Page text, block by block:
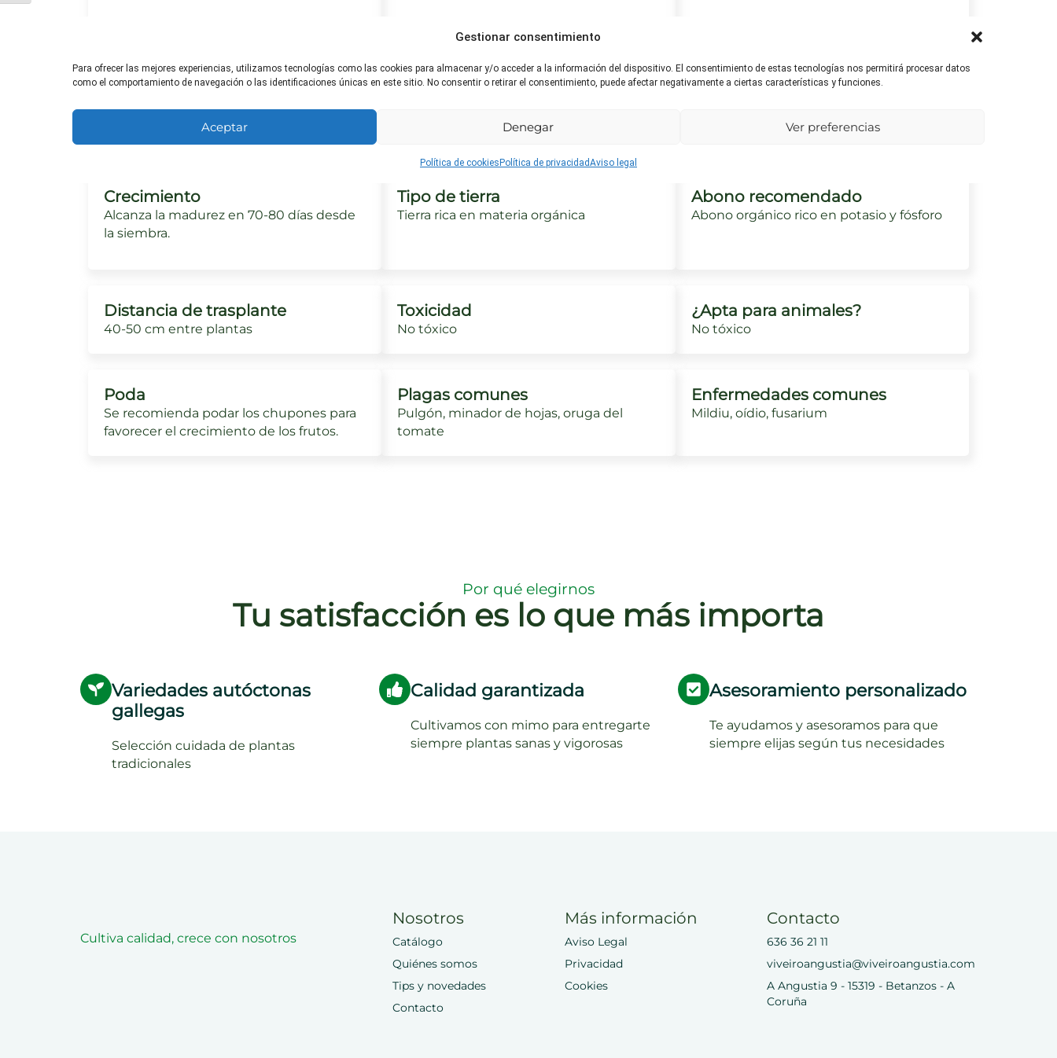
Gestionar consentimiento
Para ofrecer las mejores experiencias, utilizamos tecnologías como las cookies para almacenar y/o acceder a la información del dispositivo. El consentimiento de estas tecnologías nos permitirá procesar datos
como el comportamiento de navegación o las identificaciones únicas en este sitio. No consentir o retirar el consentimiento, puede afectar negativamente a ciertas características y funciones.
Aceptar Denegar Ver preferencias
Política de cookies Política de privacidadAviso legal
Necesidades de sol
Necesita al menos 6 horas de luz solar
Riego ideal
Regar profundamente pero con
Humedad ambiental
Prefiere un ambiente ligeramente
Crecimiento
Alcanza la madurez en 70-80 días desde
la siembra.
Tipo de tierra
Tierra rica en materia orgánica
Abono recomendado
Abono orgánico rico en potasio y fósforo
Distancia de trasplante
40-50 cm entre plantas
Toxicidad
No tóxico
¿Apta para animales?
No tóxico
Poda
Se recomienda podar los chupones para
favorecer el crecimiento de los frutos.
Plagas comunes
Pulgón, minador de hojas, oruga del
tomate
Enfermedades comunes
Mildiu, oídio, fusarium
Por qué elegirnos
Tu satisfacción es lo que más importa
Variedades autóctonas
gallegas
Selección cuidada de plantas
tradicionales
Calidad garantizada
Cultivamos con mimo para entregarte
siempre plantas sanas y vigorosas
Asesoramiento personalizado
Te ayudamos y asesoramos para que
siempre elijas según tus necesidades
Cultiva calidad, crece con nosotros
Nosotros
Catálogo
Quiénes somos
Tips y novedades
Contacto
Más información
Aviso Legal
Privacidad
Cookies
Contacto
636 36 21 11
viveiroangustia@viveiroangustia.com
A Angustia 9 - 15319 - Betanzos - A
Coruña